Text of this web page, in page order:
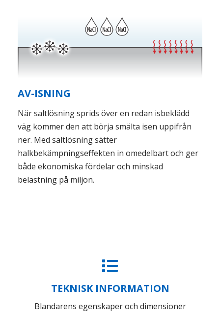
AV-ISNING
När saltlösning sprids över en redan isbeklädd
väg kommer den att börja smälta isen uppifrån
ner. Med saltlösning sätter
halkbekämpningseffekten in omedelbart och ger
både ekonomiska fördelar och minskad
belastning på miljön.
TEKNISK INFORMATION
Blandarens egenskaper och dimensioner